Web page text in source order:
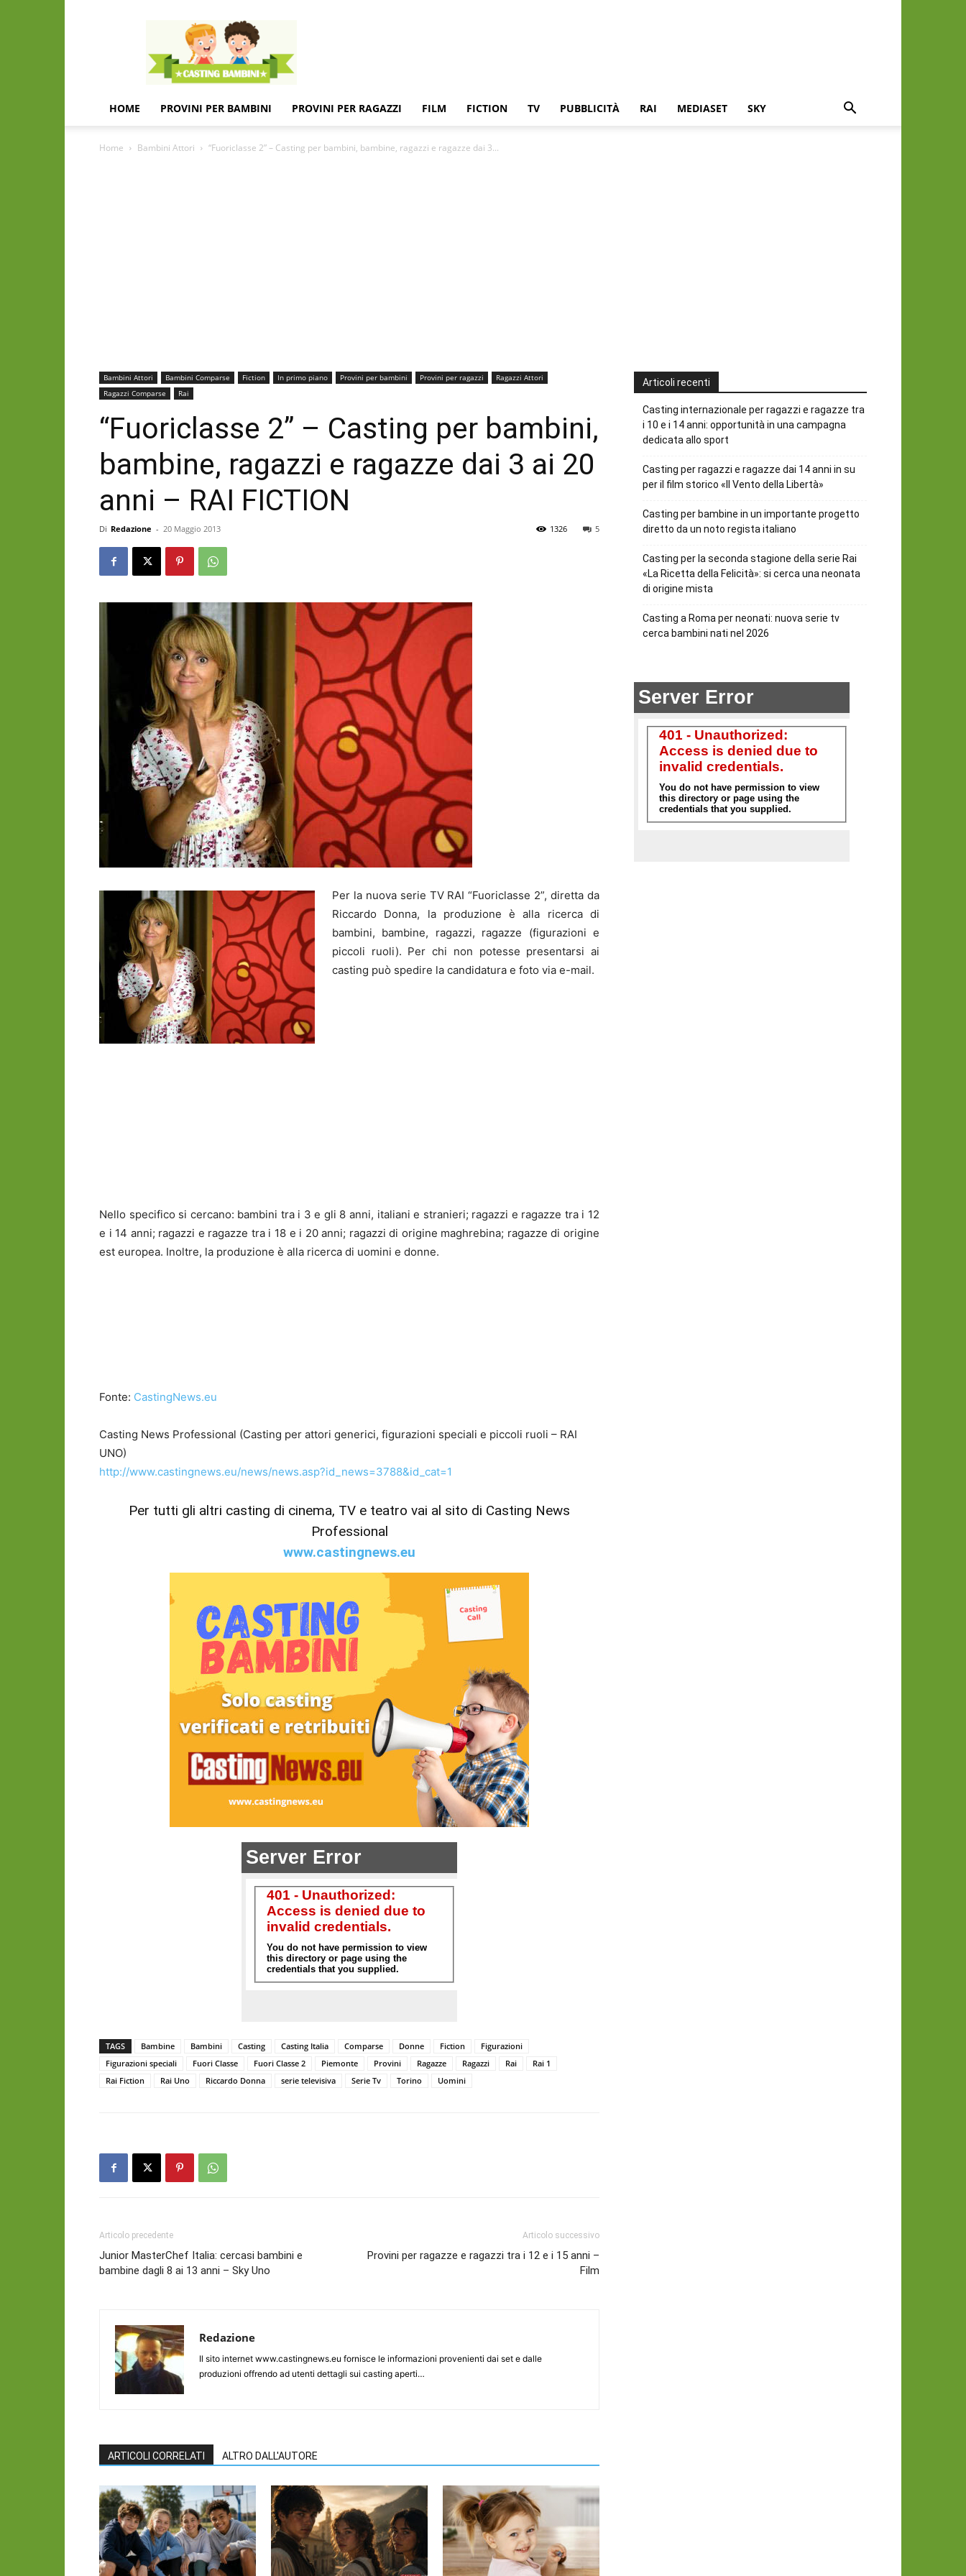
Casting
e
provini
per
bambini
e
HOME PROVINI PER BAMBINI PROVINI PER RAGAZZI FILM FICTION TV PUBBLICITÀ RAI MEDIASET SKY
Home Bambini Attori “Fuoriclasse 2” – Casting per bambini, bambine, ragazzi e ragazze dai 3...
Bambini Attori Bambini Comparse Fiction In primo piano Provini per bambini Provini per ragazzi
Ragazzi Attori
Ragazzi Comparse
Rai
“Fuoriclasse 2” – Casting per bambini,
bambine, ragazzi e ragazze dai 3 ai 20
anni – RAI FICTION
Di Redazione - 20 Maggio 2013 5
1326
Per la nuova serie TV RAI “Fuoriclasse 2”, diretta da
Riccardo Donna, la produzione è alla ricerca di
bambini, bambine, ragazzi, ragazze (figurazioni e
piccoli ruoli). Per chi non potesse presentarsi ai
casting può spedire la candidatura e foto via e-mail.
Nello specifico si cercano: bambini tra i 3 e gli 8 anni, italiani e stranieri; ragazzi e ragazze tra i 12
e i 14 anni; ragazzi e ragazze tra i 18 e i 20 anni; ragazzi di origine maghrebina; ragazze di origine
est europea. Inoltre, la produzione è alla ricerca di uomini e donne.
Fonte: CastingNews.eu
Casting News Professional (Casting per attori generici, figurazioni speciali e piccoli ruoli – RAI
UNO)
http://www.castingnews.eu/news/news.asp?id_news=3788&id_cat=1
Per tutti gli altri casting di cinema, TV e teatro vai al sito di Casting News
Professional
www.castingnews.eu
TAGS Bambine Bambini Casting Casting Italia Comparse Donne Fiction
Figurazioni
Figurazioni speciali
Fuori Classe Fuori Classe 2 Piemonte Provini Ragazze Ragazzi Rai
Rai 1
Rai Fiction
Rai Uno Riccardo Donna serie televisiva Serie Tv Torino Uomini
Articolo precedente
Junior MasterChef Italia: cercasi bambini e
bambine dagli 8 ai 13 anni – Sky Uno
Articolo successivo
Provini per ragazze e ragazzi tra i 12 e i 15 anni –
Film
Redazione
Il sito internet www.castingnews.eu fornisce le informazioni provenienti dai set e dalle
produzioni offrendo ad utenti dettagli sui casting aperti…
ARTICOLI CORRELATI ALTRO DALL'AUTORE
Articoli recenti
Casting internazionale per ragazzi e ragazze tra
i 10 e i 14 anni: opportunità in una campagna
dedicata allo sport
Casting per ragazzi e ragazze dai 14 anni in su
per il film storico «Il Vento della Libertà»
Casting per bambine in un importante progetto
diretto da un noto regista italiano
Casting per la seconda stagione della serie Rai
«La Ricetta della Felicità»: si cerca una neonata
di origine mista
Casting a Roma per neonati: nuova serie tv
cerca bambini nati nel 2026